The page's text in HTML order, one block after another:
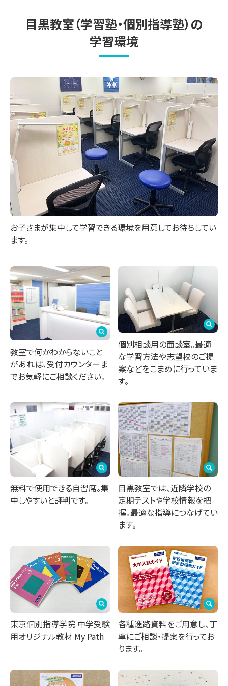
目黒教室（学習塾・個別指導塾）の
学習環境
お子さまが集中して学習できる環境を用意してお待ちしてい
ます。
教室で何かわからないこと
があれば、受付カウンターま
でお気軽にご相談ください。
個別相談用の面談室。最適
な学習方法や志望校のご提
案などをこまめに行っていま
す。
無料で使用できる自習席。集
中しやすいと評判です。
目黒教室では、近隣学校の
定期テストや学校情報を把
握。最適な指導につなげてい
ます。
東京個別指導学院 中学受験
用オリジナル教材 My Path
各種進路資料をご用意し、丁
寧にご相談・提案を行ってお
ります。